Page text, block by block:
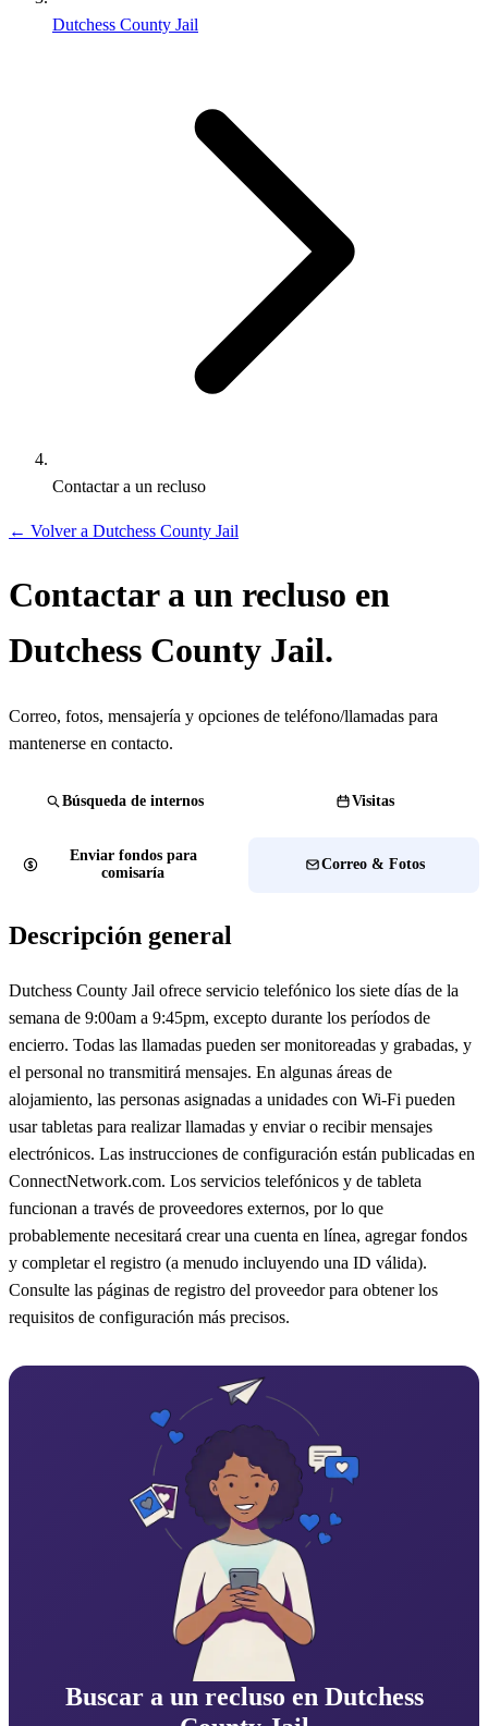
Dutchess County Jail
Contactar a un recluso
← Volver a Dutchess County Jail
Contactar a un recluso en
Dutchess County Jail.
Correo, fotos, mensajería y opciones de teléfono/llamadas para
mantenerse en contacto.
Búsqueda de internos Visitas
Enviar fondos para
comisaría
Correo & Fotos
Descripción general
Dutchess County Jail ofrece servicio telefónico los siete días de la
semana de 9:00am a 9:45pm, excepto durante los períodos de
encierro. Todas las llamadas pueden ser monitoreadas y grabadas, y
el personal no transmitirá mensajes. En algunas áreas de
alojamiento, las personas asignadas a unidades con Wi‑Fi pueden
usar tabletas para realizar llamadas y enviar o recibir mensajes
electrónicos. Las instrucciones de configuración están publicadas en
ConnectNetwork.com. Los servicios telefónicos y de tableta
funcionan a través de proveedores externos, por lo que
probablemente necesitará crear una cuenta en línea, agregar fondos
y completar el registro (a menudo incluyendo una ID válida).
Consulte las páginas de registro del proveedor para obtener los
requisitos de configuración más precisos.
Buscar a un recluso en Dutchess